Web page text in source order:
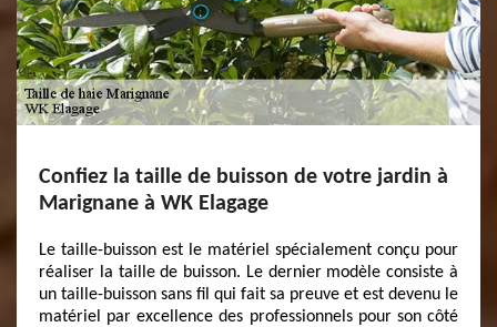
Confiez la taille de buisson de votre jardin à
Marignane à WK Elagage
Le taille-buisson est le matériel spécialement conçu pour
réaliser la taille de buisson. Le dernier modèle consiste à
un taille-buisson sans fil qui fait sa preuve et est devenu le
matériel par excellence des professionnels pour son côté